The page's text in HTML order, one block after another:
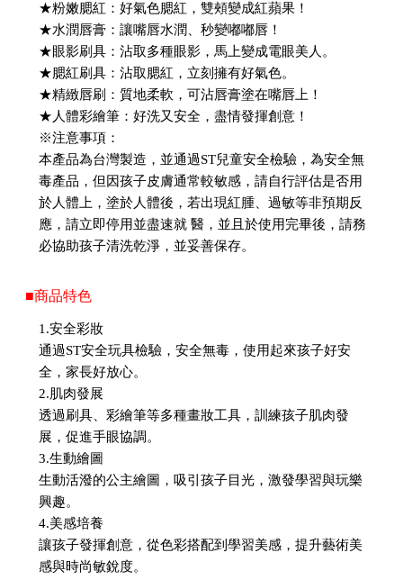
★粉嫩腮紅：好氣色腮紅，雙頰變成紅蘋果！
★水潤唇膏：讓嘴唇水潤、秒變嘟嘟唇！
★眼影刷具：沾取多種眼影，馬上變成電眼美人。
★腮紅刷具：沾取腮紅，立刻擁有好氣色。
★精緻唇刷：質地柔軟，可沾唇膏塗在嘴唇上！
★人體彩繪筆：好洗又安全，盡情發揮創意！
※注意事項：
本產品為台灣製造，並通過ST兒童安全檢驗，為安全無
毒產品，但因孩子皮膚通常較敏感，請自行評估是否用
於人體上，塗於人體後，若出現紅腫、過敏等非預期反
應，請立即停用並盡速就 醫，並且於使用完畢後，請務
必協助孩子清洗乾淨，並妥善保存。
■商品特色
1.安全彩妝
通過ST安全玩具檢驗，安全無毒，使用起來孩子好安
全，家長好放心。
2.肌肉發展
透過刷具、彩繪筆等多種畫妝工具，訓練孩子肌肉發
展，促進手眼協調。
3.生動繪圖
生動活潑的公主繪圖，吸引孩子目光，激發學習與玩樂
興趣。
4.美感培養
讓孩子發揮創意，從色彩搭配到學習美感，提升藝術美
感與時尚敏銳度。